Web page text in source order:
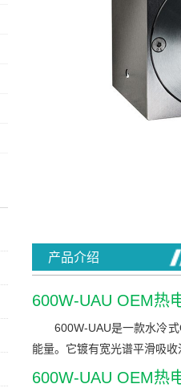
产品介绍
600W-UAU OEM热
600W-UAU是一款水冷
能量。它镀有宽光谱平滑吸
600W-UAU OEM热